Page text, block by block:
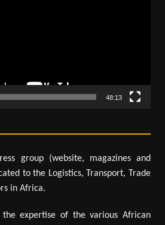
48:13
group (website, magazines and
to the Logistics, Transport, Trade
in Africa.
expertise of the various African